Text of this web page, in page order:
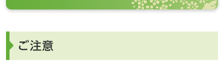
ご注意